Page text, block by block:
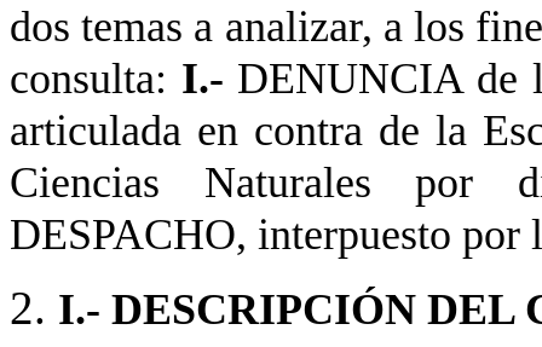
dos temas a analizar, a los
consulta: I.- DENUNCIA de
articulada en contra de la
Ciencias Naturales por
DESPACHO, interpuesto por
I.- DESCRIPCIÓN DEL